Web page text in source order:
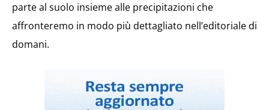
parte al suolo insieme alle precipitazioni che
affronteremo in modo più dettagliato nell’editoriale di
domani.